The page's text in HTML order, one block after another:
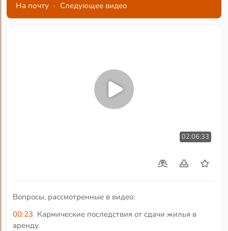
На почту · Следующее видео
02:06:33
Вопросы, рассмотренные в видео:
00:23 Кармические последствия от сдачи жилья в
аренду.